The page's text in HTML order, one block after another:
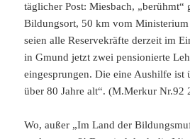
täglicher Post: Miesbach, „berühmt“
Bildungsort, 50 km vom Ministerium
seien alle Reservekräfte derzeit im
in Gmund jetzt zwei pensionierte
eingesprungen. Die eine Aushilfe ist
über 80 Jahre alt“. (M.Merkur Nr.92
Wo, außer „Im Land der